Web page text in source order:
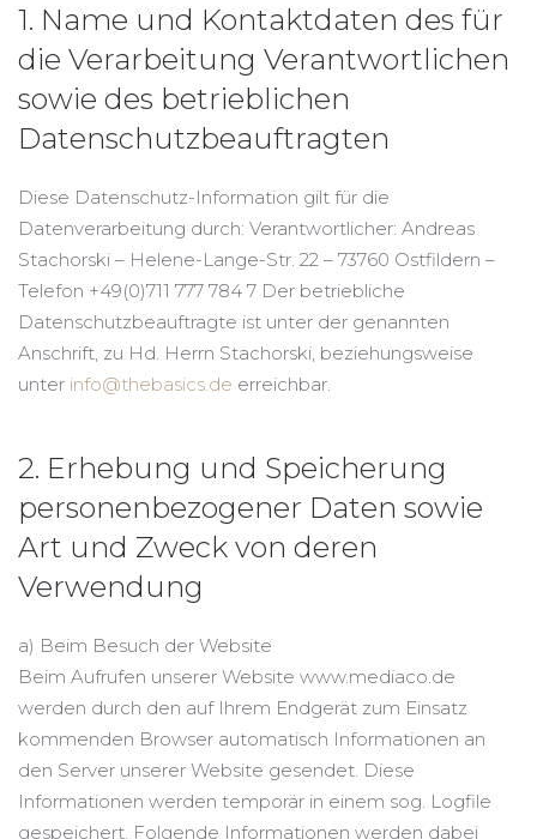
1. Name und Kontaktdaten des für
die Verarbeitung Verantwortlichen
sowie des betrieblichen
Datenschutzbeauftragten
Diese Datenschutz-Information gilt für die
Datenverarbeitung durch: Verantwortlicher: Andreas
Stachorski – Helene-Lange-Str. 22 – 73760 Ostfildern –
Telefon +49(0)711 777 784 7 Der betriebliche
Datenschutzbeauftragte ist unter der genannten
Anschrift, zu Hd. Herrn Stachorski, beziehungsweise
unter info@thebasics.de erreichbar.
2. Erhebung und Speicherung
personenbezogener Daten sowie
Art und Zweck von deren
Verwendung
a) Beim Besuch der Website
Beim Aufrufen unserer Website www.mediaco.de
werden durch den auf Ihrem Endgerät zum Einsatz
kommenden Browser automatisch Informationen an
den Server unserer Website gesendet. Diese
Informationen werden temporär in einem sog. Logfile
gespeichert. Folgende Informationen werden dabei